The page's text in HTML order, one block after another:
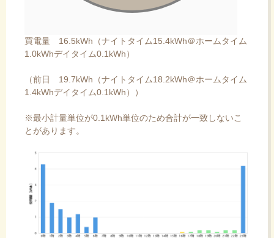
買電量 16.5kWh（ナイトタイム15.4kWh＠ホームタイム
1.0kWhデイタイム0.1kWh）
（前日 19.7kWh（ナイトタイム18.2kWh＠ホームタイム
1.4kWhデイタイム0.1kWh））
※最小計量単位が0.1kWh単位のため合計が一致しないこ
とがあります。